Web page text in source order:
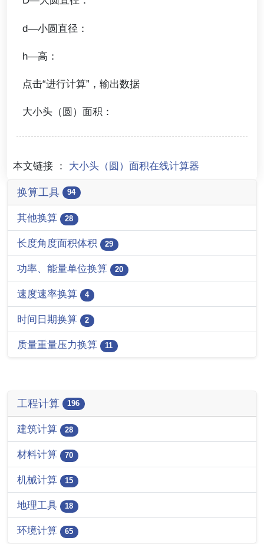
d—小圆直径：
h—高：
点击“进行计算”，输出数据
大小头（圆）面积：
本文链接 ： 大小头（圆）面积在线计算器
换算工具 94
其他换算 28
长度角度面积体积 29
功率、能量单位换算 20
速度速率换算 4
时间日期换算 2
质量重量压力换算 11
工程计算 196
建筑计算 28
材料计算 70
机械计算 15
地理工具 18
环境计算 65